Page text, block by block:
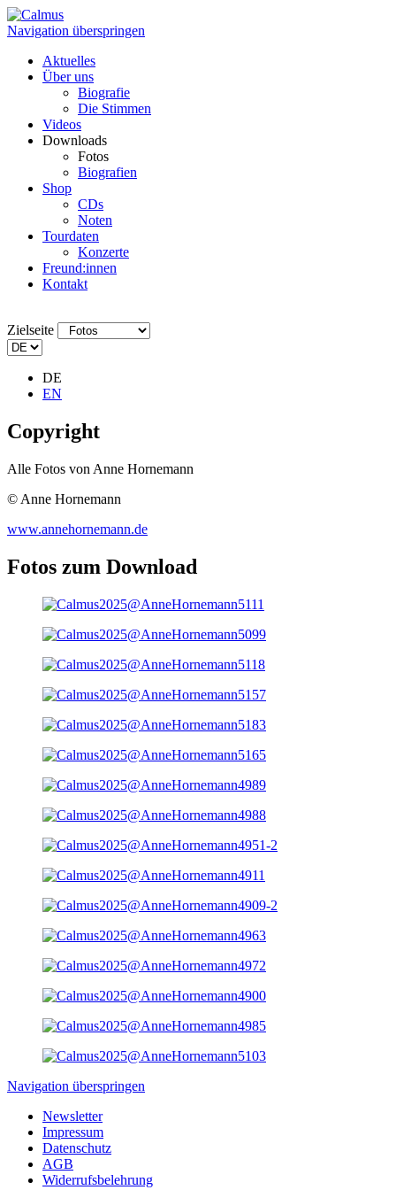
Navigation überspringen
Aktuelles
Über uns
Biografie
Die Stimmen
Videos
Downloads
Fotos
Biografien
Shop
CDs
Noten
Tourdaten
Konzerte
Freund:innen
Kontakt
Zielseite
DE
EN
Copyright
Alle Fotos von Anne Hornemann
© Anne Hornemann
www.annehornemann.de
Fotos zum Download
Navigation überspringen
Newsletter
Impressum
Datenschutz
AGB
Widerrufsbelehrung